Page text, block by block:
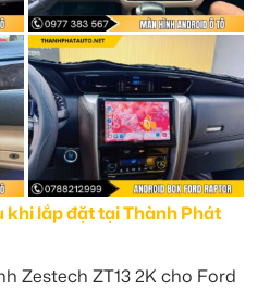
khi lắp đặt tại Thành Phát
Zestech ZT13 2K cho Ford